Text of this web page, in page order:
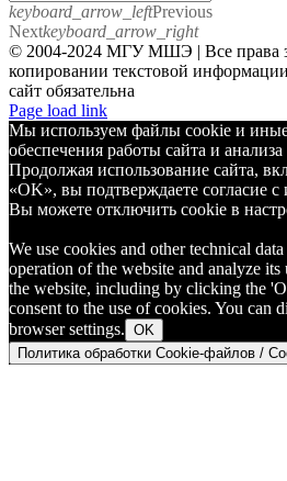
keyboard_arrow_leftPrevious
Nextkeyboard_arrow_right
© 2004-2024 МГУ МШЭ | Все права
копировании текстовой
сайт обязательна
Telegram
Page load link
Мы используем файлы cookie и
обеспечения работы сайта и
Продолжая использование сайта,
«OK», вы подтверждаете согласие
Вы можете отключить cookie в
We use cookies and other technical
operation of the website and analyze
the website, including by clicking the
consent to the use of cookies. You can
browser settings. OK
Политика обработки Cookie-файлов /